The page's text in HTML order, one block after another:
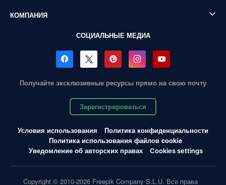
КОМПАНИЯ
СОЦИАЛЬНЫЕ МЕДИА
Получайте эксклюзивные ресурсы прямо на свою почту
Зарегистрироваться
Условия использования
Политика конфиденциальности
Политика использования файлов cookie
Уведомление об авторских правах
Cookies settings
Copyright © 2010-2026 Freepik Company S.L.U. Все права